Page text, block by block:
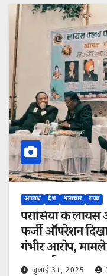
अपराध देश भ्रष्टाचार राज्य
परासिया के लायंस
फर्जी ऑपरेशन
गंभीर आरोप,
एफआईआर
जुलाई 31, 2025